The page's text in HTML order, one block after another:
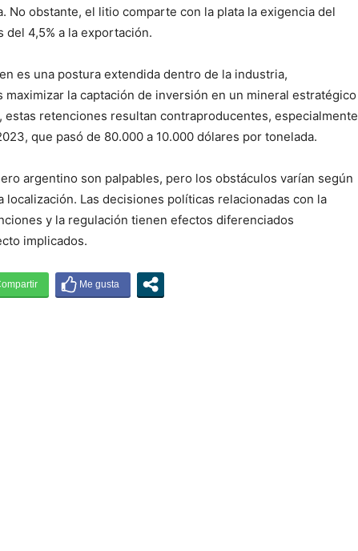
No obstante, el litio comparte con la plata la exigencia del
4,5% a la exportación.
es una postura extendida dentro de la industria,
la captación de inversión en un mineral estratégico
estas retenciones resultan contraproducentes, especialmente
que pasó de 80.000 a 10.000 dólares por tonelada.
argentino son palpables, pero los obstáculos varían según
localización. Las decisiones políticas relacionadas con la
y la regulación tienen efectos diferenciados
implicados.